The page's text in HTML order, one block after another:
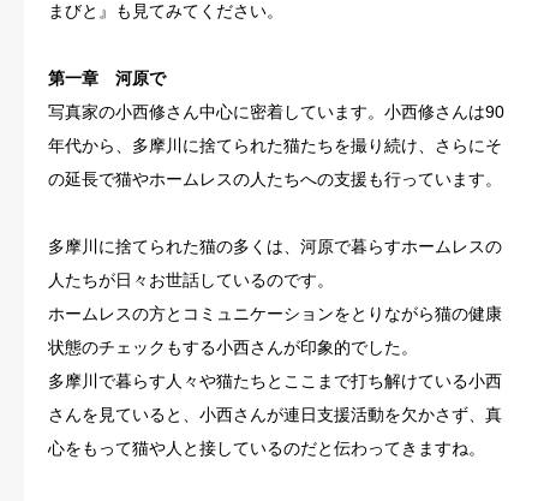
まびと』も見てみてください。
第一章 河原で
写真家の小西修さん中心に密着しています。小西修さんは90
年代から、多摩川に捨てられた猫たちを撮り続け、さらにそ
の延長で猫やホームレスの人たちへの支援も行っています。
多摩川に捨てられた猫の多くは、河原で暮らすホームレスの
人たちが日々お世話しているのです。
ホームレスの方とコミュニケーションをとりながら猫の健康
状態のチェックもする小西さんが印象的でした。
多摩川で暮らす人々や猫たちとここまで打ち解けている小西
さんを見ていると、小西さんが連日支援活動を欠かさず、真
心をもって猫や人と接しているのだと伝わってきますね。